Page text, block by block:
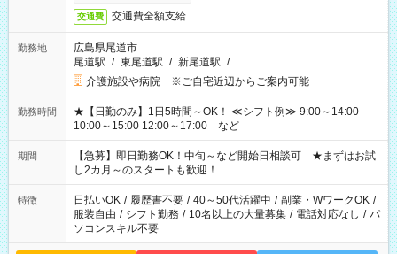
交通費 交通費全額支給
勤務地
広島県尾道市
尾道駅 / 東尾道駅 / 新尾道駅 / …
介護施設や病院 ※ご自宅近辺からご案内可能
勤務時間
★【日勤のみ】1日5時間～OK！ ≪シフト例≫ 9:00～14:00
10:00～15:00 12:00～17:00 など
期間
【急募】即日勤務OK！中旬～など開始日相談可 ★まずはお試
し2カ月～のスタートも歓迎！
特徴 日払いOK / 履歴書不要 / 40～50代活躍中 / 副業・WワークOK /
服装自由 / シフト勤務 / 10名以上の大量募集 / 電話対応なし / パ
ソコンスキル不要